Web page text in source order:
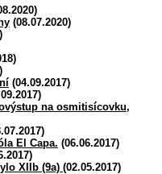
(08.07.2020)
(04.09.2017)
na osmitisícovku,
El Capa. (06.06.2017)
XIIb (9a) (02.05.2017)